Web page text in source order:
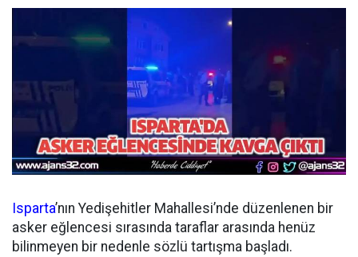
Isparta’nın Yedişehitler Mahallesi’nde düzenlenen bir
asker eğlencesi sırasında taraflar arasında henüz
bilinmeyen bir nedenle sözlü tartışma başladı.